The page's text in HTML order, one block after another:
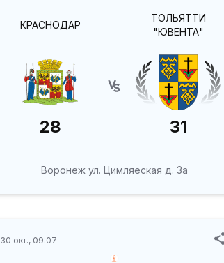
КРАСНОДАР
28
ТОЛЬЯТТИ
"ЮВЕНТА"
31
Воронеж ул. Цимляеская д. 3а
30 окт., 09:07